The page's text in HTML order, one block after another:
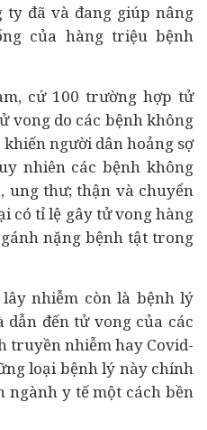
ty đã và đang giúp nâng
của hàng triệu bệnh
cứ 100 trường hợp tử
vong do các bệnh không
người dân hoảng sợ
nhiên các bệnh không
ung thư; thận và chuyển
có tỉ lệ gây tử vong hàng
nặng bệnh tật trong
nhiễm còn là bệnh lý
dẫn đến tử vong của các
truyền nhiễm hay Covid-
loại bệnh lý này chính
ngành y tế một cách bền